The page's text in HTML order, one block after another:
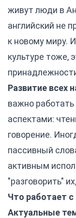
живут люди в
английский не
к новому миру.
культуре тоже,
Развитие всех
важно
аспектами:
говорение.
пассивный
активным
"разговорить"
Что работает
Актуальные